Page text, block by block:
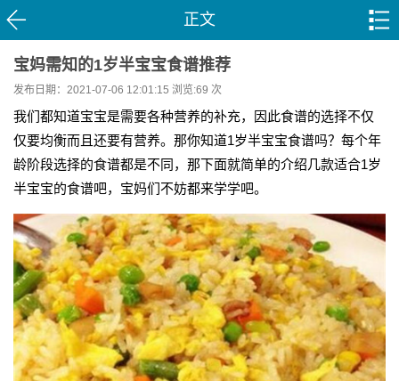
正文
宝妈需知的1岁半宝宝食谱推荐
发布日期：2021-07-06 12:01:15 浏览:69 次
我们都知道宝宝是需要各种营养的补充，因此食谱的选择不仅
仅要均衡而且还要有营养。那你知道1岁半宝宝食谱吗？每个年
龄阶段选择的食谱都是不同，那下面就简单的介绍几款适合1岁
半宝宝的食谱吧，宝妈们不妨都来学学吧。